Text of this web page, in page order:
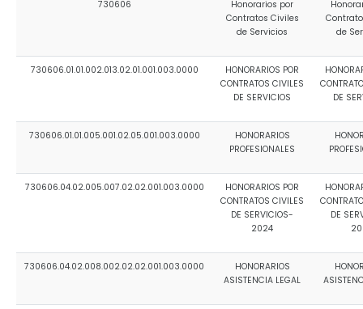
730606
Honorarios por
Contratos Civiles
de Servicios
de
730606.01.01.002.013.02.01.001.003.0000
HONORARIOS POR
CONTRATOS CIVILES
DE SERVICIOS
DE
730606.01.01.005.001.02.05.001.003.0000
HONORARIOS
PROFESIONALES
730606.04.02.005.007.02.02.001.003.0000
HONORARIOS POR
CONTRATOS CIVILES
DE SERVICIOS-
2024
DE
730606.04.02.008.002.02.02.001.003.0000
HONORARIOS
ASISTENCIA LEGAL